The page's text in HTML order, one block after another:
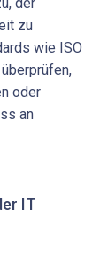
zu
wie ISO
oder
an
IT